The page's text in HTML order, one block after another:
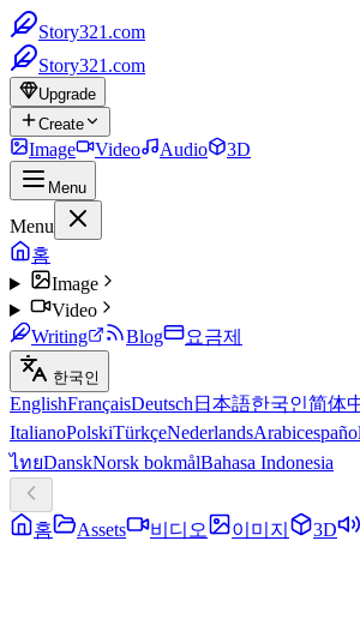
Story321.com
Story321.com
Upgrade
Create
Image Video Audio 3D
Menu
Menu
홈
Image
Video
Writing
Blog 요금제
한국인
EnglishFrançaisDeutsch 日本語한국인简体
ItalianoPolskiTürkçeNederlandsArabicespañol
ไทยDanskNorsk bokmålBahasa Indonesia
홈 Assets 비디오 이미지 3D